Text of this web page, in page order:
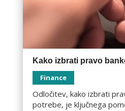
Kako izbrati pravo
Finance
Odločitev, kako izbrati
potrebe, je ključnega